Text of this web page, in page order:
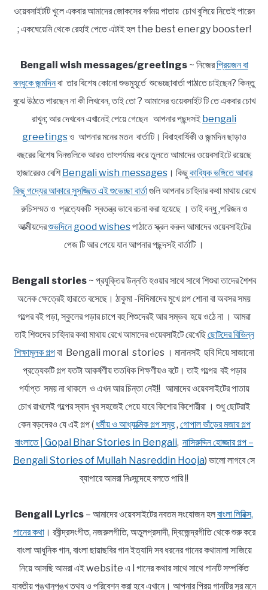
ওয়েবসাইটটি খুলে একবার আমাদের জোকসের বর্ণময় পাতায় চোখ বুলিয়ে নিতেই পারেন
; একঘেয়েমি থেকে রেহাই পেতে এটাই হল the best energy booster!
Bengali wish messages/greetings~ নিজেরপ্রিয়জন বা
বন্ধুকে জন্মদিনবা তার বিশেষ কোনো শুভমুহূর্তে শুভেচ্ছাবার্তা পাঠাতে চাইছেন? কিন্তু
বুঝে উঠতে পারছেন না কী লিখবেন, তাই তো ? আমাদের ওয়েবসাইট টি তে একবার চোখ
রাখুন; আর দেখবেন এখানেই পেয়ে গেছেন আপনার পছন্দসই bengali
greetingsও আপনার মনের মতন বার্তাটি। বিবাহবার্ষিকী ও জন্মদিন ছাড়াও
বছরের বিশেষ দিনগুলিকে আরও তাৎপর্যময় করে তুলতে আমাদের ওয়েবসাইটে রয়েছে
হাজারেরও বেশিBengali wish messages। কিছুকাব্যিক ভঙ্গিতে আবার
কিছু গদ্যের আকারে সুসজ্জিত এই শুভেচ্ছা বার্তাগুলি আপনার চাহিদার কথা মাথায় রেখে
রুচিসম্মত ও প্রত্যেকটি স্বতন্ত্র ভাবে রচনা করা হয়েছে । তাই বন্ধু ,পরিজন ও
আত্মীয়দেরশুভদিনে good wishesপাঠাতে স্ক্রল করুন আমাদের ওয়েবসাইটের
পেজ টি আর পেয়ে যান আপনার পছন্দসই বার্তাটি ।
Bengali stories ~ প্রযুক্তির উন্নতি হওয়ার সাথে সাথে শিশুরা তাদের শৈশব
অনেক ক্ষেত্রেই হারাতে বসেছে। ঠাকুমা -দিদিমাদের মুখে গল্প শোনা বা অবসর সময়
গল্পের বই পড়া, স্কুলের পড়ার চাপে বহু শিশুদেরই আর সম্ভব হয়ে ওঠে না । আমরা
তাই শিশুদের চাহিদার কথা মাথায় রেখে আমাদের ওয়েবসাইটে রেখেছিছোটদের বিভিন্ন
শিক্ষামূলক গল্পবা Bengali moral stories । মানানসই ছবি দিয়ে সাজানো
প্রত্যেকটি গল্প যতটা আকর্ষণীয় ততধিক শিক্ষণীয়ও বটে। তাই গল্পের বই পড়ার
পর্যাপ্ত সময় না থাকলে ও এখন আর চিন্তা নেই!! আমাদের ওয়েবসাইটের পাতায়
চোখ রাখলেই গল্পের স্বাদ খুব সহজেই পেয়ে যাবে কিশোর কিশোরীরা । শুধু ছোটরাই
কেন বড়দেরও যে এই গল্প ( ধর্মীয় ও আধ্যাত্মিক গল্প সমূহ, গোপাল ভাঁড়ের মজার গল্প
বাংলাতে | Gopal Bhar Stories in Bengali, নাসিরুদ্দিন হোজ্জার গল্প –
Bengali Stories of Mullah Nasreddin Hooja) ভালো লাগবে সে
ব্যাপারে আমরা নিঃসন্দেহে বলতে পারি !!
Bengali Lyrics – আমাদের ওয়েবসাইটের নবতম সংযোজন হলবাংলা লিরিক্স,
গানের কথা। রবীন্দ্রসংগীত, নজরুলগীতি, অতুলপ্রসাদী, দ্বিজেন্দ্রগীতি থেকে শুরু করে
বাংলা আধুনিক গান, বাংলা ছায়াছবির গান ইত্যাদি সব ধরনের গানের কথামালা সাজিয়ে
নিয়ে আসছি আমরা এই website এ l গানের কথার সাথে সাথে গানটি সম্পর্কিত
যাবতীয় পুঙ্খানুপুঙ্খ তথ্য ও পরিবেশন করা হবে এখানে। আপনার প্রিয় গানটির সুর মনে